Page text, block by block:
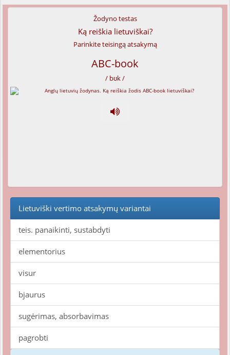
Žodyno testas
Ką reiškia lietuviškai?
Parinkite teisingą atsakymą
ABC-book
/ bʊk /
Lietuviški vertimo atsakymų variantai
teis. panaikinti, sustabdyti
elementorius
visur
bjaurus
sugėrimas, absorbavimas
pagrobti